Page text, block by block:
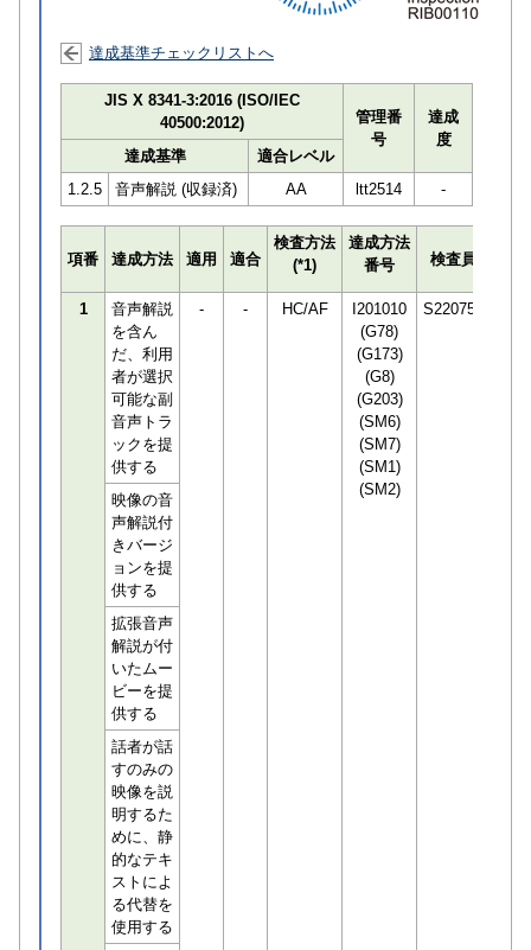
達成基準チェックリストへ
JIS X 8341-3:2016 (ISO/IEC
40500:2012)
管理番
号
達成
度
達成基準
適合レベル
1.2.5
音声解説 (収録済) AA ltt2514 -
項番 達成方法 適用 適合
検査方法
(*1)
達成方法
番号
検査員
1
音声解説
を含ん
だ、利用
者が選択
可能な副
音声トラ
ックを提
供する
- - HC/AF
I201010
(G78)
(G173)
(G8)
(G203)
(SM6)
(SM7)
(SM1)
(SM2)
S220751
映像の音
声解説付
きバージ
ョンを提
供する
拡張音声
解説が付
いたムー
ビーを提
供する
話者が話
すのみの
映像を説
明するた
めに、静
的なテキ
ストによ
る代替を
使用する